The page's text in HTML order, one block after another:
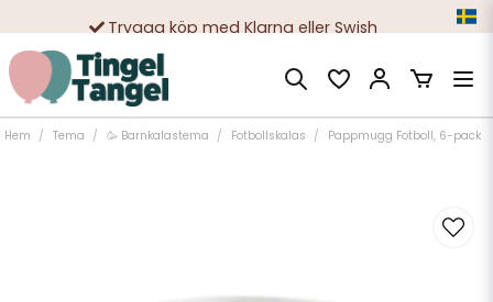
Trygga köp med Klarna eller Swish
10 000-tals nöjda kunder
Hem Tema 🥳 Barnkalastema Fotbollskalas Pappmugg Fotboll, 6-pack